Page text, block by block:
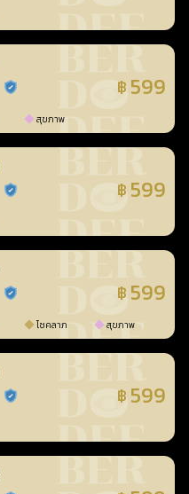
ร้านยืนยันแล้ว ฿ 599
สุขภาพ
ร้านยืนยันแล้ว ฿ 599
ร้านยืนยันแล้ว ฿ 599
โชคลาภ สุขภาพ
ร้านยืนยันแล้ว ฿ 599